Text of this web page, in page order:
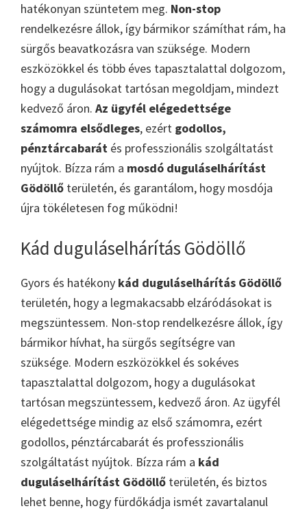
hatékonyan szüntetem meg. Non-stop
rendelkezésre állok, így bármikor számíthat rám, ha
sürgős beavatkozásra van szüksége. Modern
eszközökkel és több éves tapasztalattal dolgozom,
hogy a dugulásokat tartósan megoldjam, mindezt
kedvező áron. Az ügyfél elégedettsége
számomra elsődleges, ezért godollos,
pénztárcabarát és professzionális szolgáltatást
nyújtok. Bízza rám a mosdó duguláselhárítást
Gödöllő területén, és garantálom, hogy mosdója
újra tökéletesen fog működni!
Kád duguláselhárítás Gödöllő
Gyors és hatékony kád duguláselhárítás Gödöllő
területén, hogy a legmakacsabb elzáródásokat is
megszüntessem. Non-stop rendelkezésre állok, így
bármikor hívhat, ha sürgős segítségre van
szüksége. Modern eszközökkel és sokéves
tapasztalattal dolgozom, hogy a dugulásokat
tartósan megszüntessem, kedvező áron. Az ügyfél
elégedettsége mindig az első számomra, ezért
godollos, pénztárcabarát és professzionális
szolgáltatást nyújtok. Bízza rám a kád
duguláselhárítást Gödöllő területén, és biztos
lehet benne, hogy fürdőkádja ismét zavartalanul